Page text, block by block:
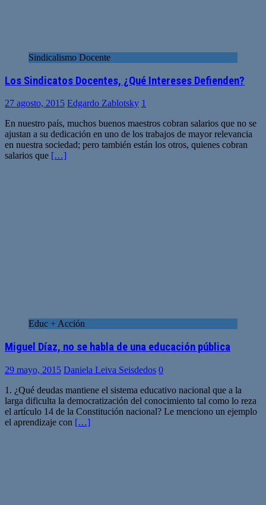
Sindicalismo Docente
Los Sindicatos Docentes, ¿Qué Intereses Defienden?
27 agosto, 2015 Edgardo Zablotsky 1
En nuestro país, muchos buenos maestros cobran salarios que no se
ajustan a su dedicación en uno de los trabajos de mayor relevancia
en nuestra sociedad; pero también están los otros, quienes cobran
salarios que […]
Educ + Acción
Miguel Díaz, no se habla de una educación pública
29 mayo, 2015 Daniela Leiva Seisdedos 0
1. ¿Qué deudas mantiene el sistema educativo nacional que a la
larga dificulta la democratización del conocimiento tal como lo reza
el artículo 14 de la Constitución nacional? Le menciono un ejemplo
el aprendizaje con […]